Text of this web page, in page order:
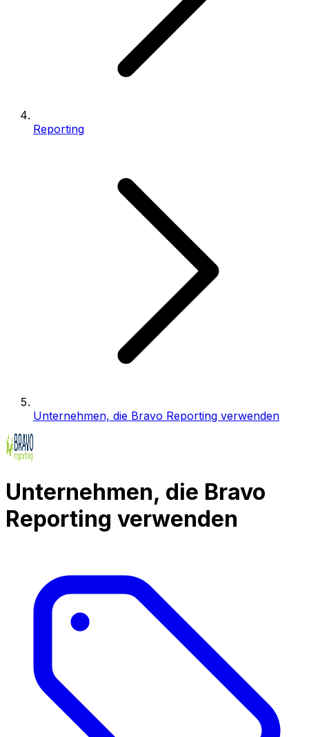
Reporting
Unternehmen, die Bravo Reporting verwenden
Unternehmen, die Bravo
Reporting verwenden